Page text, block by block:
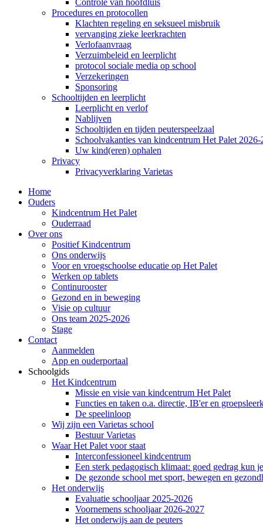
Controle van hoofdluis
Procedures en protocollen
Klachten regeling en seksueel misbruik
vervanging zieke leerkrachten
Verlofaanvraag
Verzuimbeleid en leerplicht
protocol sociale media op school
Verzekeringen
Sponsoring
Schooltijden en leerplicht
Leerplicht en verlof
Nablijven
Schooltijden en tijden peuterspeelzaal
Schoolvakanties van kindcentrum Het Palet 2026-
Uw kind(eren) ophalen
Privacy
Privacyverklaring Varietas
Home
Ouders
Kindcentrum Het Palet
Ouderraad
Over ons
Positief Kindcentrum
Ons onderwijs
Voor en vroegschoolse educatie op Het Palet
Werken op tablets
Continurooster
Gezond en in beweging
Visie op cultuur
Ons team 2025-2026
Stage
Contact
Aanmelden
App en ouderportaal
Schoolgids
Het Kindcentrum
Missie en visie van kindcentrum Het Palet
Functies en taken o.a. directie, IB'er en
De speelinloop
Wij zijn een Varietas school
Bestuur Varietas
Waar Het Palet voor staat
Interconfessioneel kindcentrum
Een sterk pedagogisch klimaat: goed gedrag kun
De gezonde school met sport, bewegen en
Het onderwijs
Evaluatie schooljaar 2025-2026
Voornemens schooljaar 2026-2027
Het onderwijs aan de peuters